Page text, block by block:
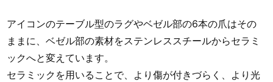
アイコンのテーブル型のラグやベゼル部の6本の爪はその
ままに、ベゼル部の素材をステンレススチールからセラミ
ックへと変えています。
セラミックを用いることで、より傷が付きづらく、より光